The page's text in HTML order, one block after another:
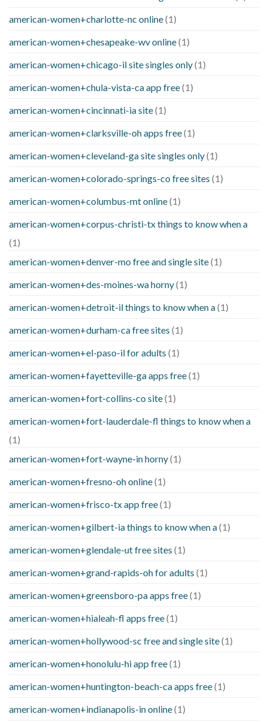
american-women+charlotte-nc online(1)
american-women+chesapeake-wv online(1)
american-women+chicago-il site singles only(1)
american-women+chula-vista-ca app free(1)
american-women+cincinnati-ia site(1)
american-women+clarksville-oh apps free(1)
american-women+cleveland-ga site singles only(1)
american-women+colorado-springs-co free sites (1)
american-women+columbus-mt online(1)
american-women+corpus-christi-tx things to know when a
(1)
american-women+denver-mo free and single site(1)
american-women+des-moines-wa horny(1)
american-women+detroit-il things to know when a(1)
american-women+durham-ca free sites (1)
american-women+el-paso-il for adults (1)
american-women+fayetteville-ga apps free(1)
american-women+fort-collins-co site(1)
american-women+fort-lauderdale-fl things to know when a
(1)
american-women+fort-wayne-in horny(1)
american-women+fresno-oh online(1)
american-women+frisco-tx app free(1)
american-women+gilbert-ia things to know when a(1)
american-women+glendale-ut free sites (1)
american-women+grand-rapids-oh for adults (1)
american-women+greensboro-pa apps free(1)
american-women+hialeah-fl apps free(1)
american-women+hollywood-sc free and single site(1)
american-women+honolulu-hi app free(1)
american-women+huntington-beach-ca apps free(1)
american-women+indianapolis-in online(1)